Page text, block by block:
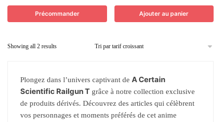
Précommander Ajouter au panier
Showing all 2 results
Plongez dans l’univers captivant de A Certain
Scientific Railgun T grâce à notre collection exclusive
de produits dérivés. Découvrez des articles qui célèbrent
vos personnages et moments préférés de cet anime